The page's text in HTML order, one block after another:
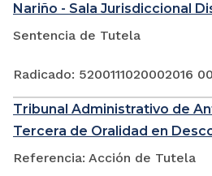
Nariño - Sala Jurisdiccional
Sentencia de Tutela
Radicado: 5200111020002016
Tribunal Administrativo de
Tercera de Oralidad en
Referencia: Acción de Tutela